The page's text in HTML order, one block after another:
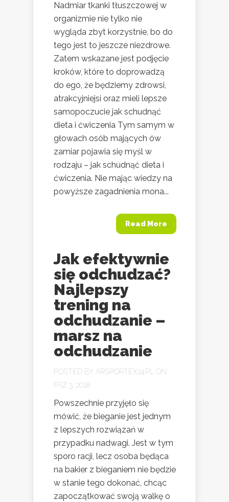
Nadmiar tkanki tłuszczowej w
organizmie nie tylko nie
wygląda zbyt korzystnie, bo do
tego jest to jeszcze niezdrowe.
Zatem wskazane jest podjęcie
kroków, które to doprowadzą
do ego, że będziemy zdrowsi,
atrakcyjniejsi oraz mieli lepsze
samopoczucie jak schudnąć
dieta i ćwiczenia Tym samym w
głowach osób mających ów
zamiar pojawia się myśl w
rodzaju – jak schudnąć dieta i
ćwiczenia. Nie mając wiedzy na
powyższe zagadnienia mona...
Read More
Jak efektywnie
się odchudzać?
Najlepszy
trening na
odchudzanie –
marsz na
odchudzanie
POSTED BY ARSPORTEX24.PL
ON
PAŹ 3, 2018
Powszechnie przyjęło się
mówić, że bieganie jest jednym
z lepszych rozwiązań w
przypadku nadwagi. Jest w tym
sporo racji, lecz osoba będąca
na bakier z bieganiem nie będzie
w stanie tego dokonać, chcąc
zapoczątkować swoją walkę o